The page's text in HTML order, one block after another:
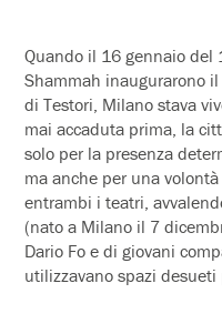
Quando il 16 gennaio del
Shammah inaugurarono il
di Testori, Milano stava
mai accaduta prima, la
solo per la presenza
ma anche per una
entrambi i teatri,
(nato a Milano il 7
Dario Fo e di giovani
utilizzavano spazi desueti